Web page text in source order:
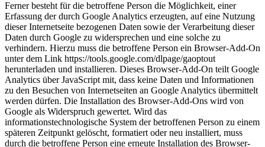
Ferner besteht für die betroffene Person die Möglichkeit, einer
Erfassung der durch Google Analytics erzeugten, auf eine Nutzung
dieser Internetseite bezogenen Daten sowie der Verarbeitung dieser
Daten durch Google zu widersprechen und eine solche zu
verhindern. Hierzu muss die betroffene Person ein Browser-Add-On
unter dem Link https://tools.google.com/dlpage/gaoptout
herunterladen und installieren. Dieses Browser-Add-On teilt Google
Analytics über JavaScript mit, dass keine Daten und Informationen
zu den Besuchen von Internetseiten an Google Analytics übermittelt
werden dürfen. Die Installation des Browser-Add-Ons wird von
Google als Widerspruch gewertet. Wird das
informationstechnologische System der betroffenen Person zu einem
späteren Zeitpunkt gelöscht, formatiert oder neu installiert, muss
durch die betroffene Person eine erneute Installation des Browser-